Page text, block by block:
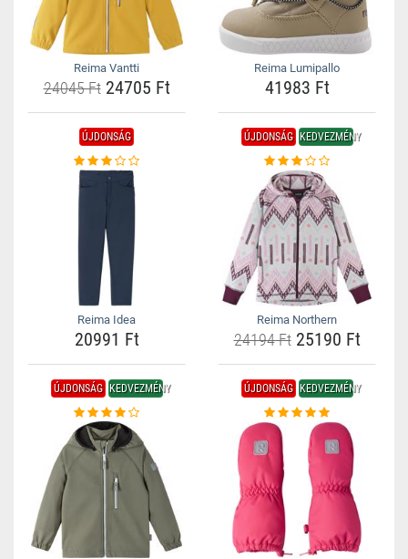
Reima Vantti
24045 Ft24705 Ft
Reima Lumipallo
41983 Ft
ÚJDONSÁG
Reima Idea
20991 Ft
ÚJDONSÁG KEDVEZMÉNY
Reima Northern
24194 Ft25190 Ft
ÚJDONSÁG KEDVEZMÉNY ÚJDONSÁG KEDVEZMÉNY